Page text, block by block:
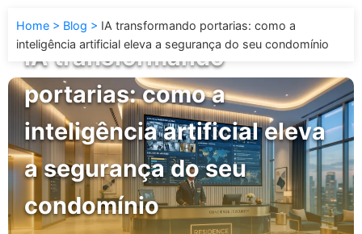
Home Blog
IA transformando portarias: como a
inteligência artificial eleva a segurança do seu condomínio
IA transformando
portarias: como a
inteligência artificial eleva
a segurança do seu
condomínio